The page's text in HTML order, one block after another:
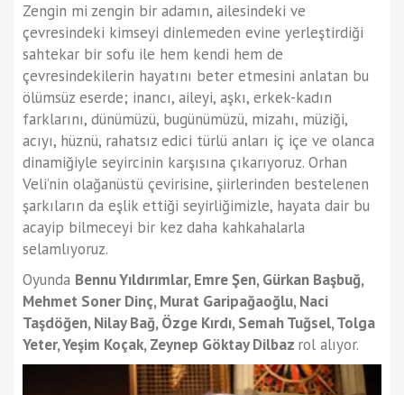
Zengin mi zengin bir adamın, ailesindeki ve
çevresindeki kimseyi dinlemeden evine yerleştirdiği
sahtekar bir sofu ile hem kendi hem de
çevresindekilerin hayatını beter etmesini anlatan bu
ölümsüz eserde; inancı, aileyi, aşkı, erkek-kadın
farklarını, dünümüzü, bugünümüzü, mizahı, müziği,
acıyı, hüznü, rahatsız edici türlü anları iç içe ve olanca
dinamiğiyle seyircinin karşısına çıkarıyoruz. Orhan
Veli’nin olağanüstü çevirisine, şiirlerinden bestelenen
şarkıların da eşlik ettiği seyirliğimizle, hayata dair bu
acayip bilmeceyi bir kez daha kahkahalarla
selamlıyoruz.
Oyunda Bennu Yıldırımlar, Emre Şen, Gürkan Başbuğ,
Mehmet Soner Dinç, Murat Garipağaoğlu, Naci
Taşdöğen, Nilay Bağ, Özge Kırdı, Semah Tuğsel, Tolga
Yeter, Yeşim Koçak, Zeynep Göktay Dilbaz rol alıyor.